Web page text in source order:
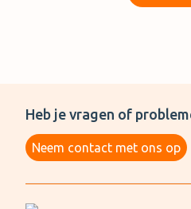
Heb je vragen of
Neem contact met ons op